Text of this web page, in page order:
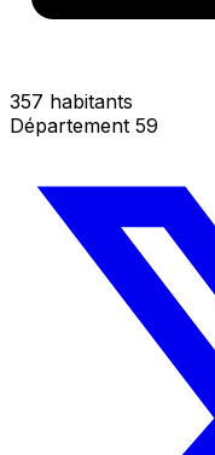
357 habitants
Département 59